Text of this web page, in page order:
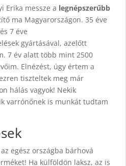
Erika messze a legnépszerűbb
ma Magyarországon. 35 éve
7 éve
gyártásával, azelőtt
7 év alatt több mint 2500
Elnézést, úgy értem a
tiszteltek meg már
hálás vagyok! Nekik
varrónőnek is munkát tudtam
egész országba bárhová
Ha külföldön laksz, az is